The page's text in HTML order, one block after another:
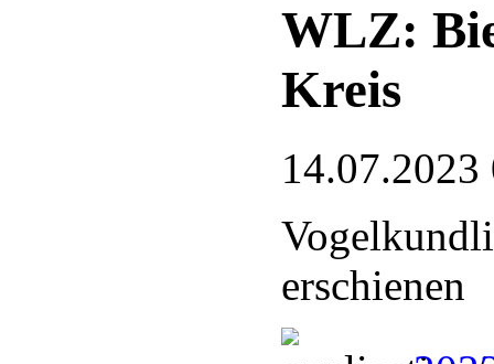
WLZ:
Kreis
14.07.2023
erschienen